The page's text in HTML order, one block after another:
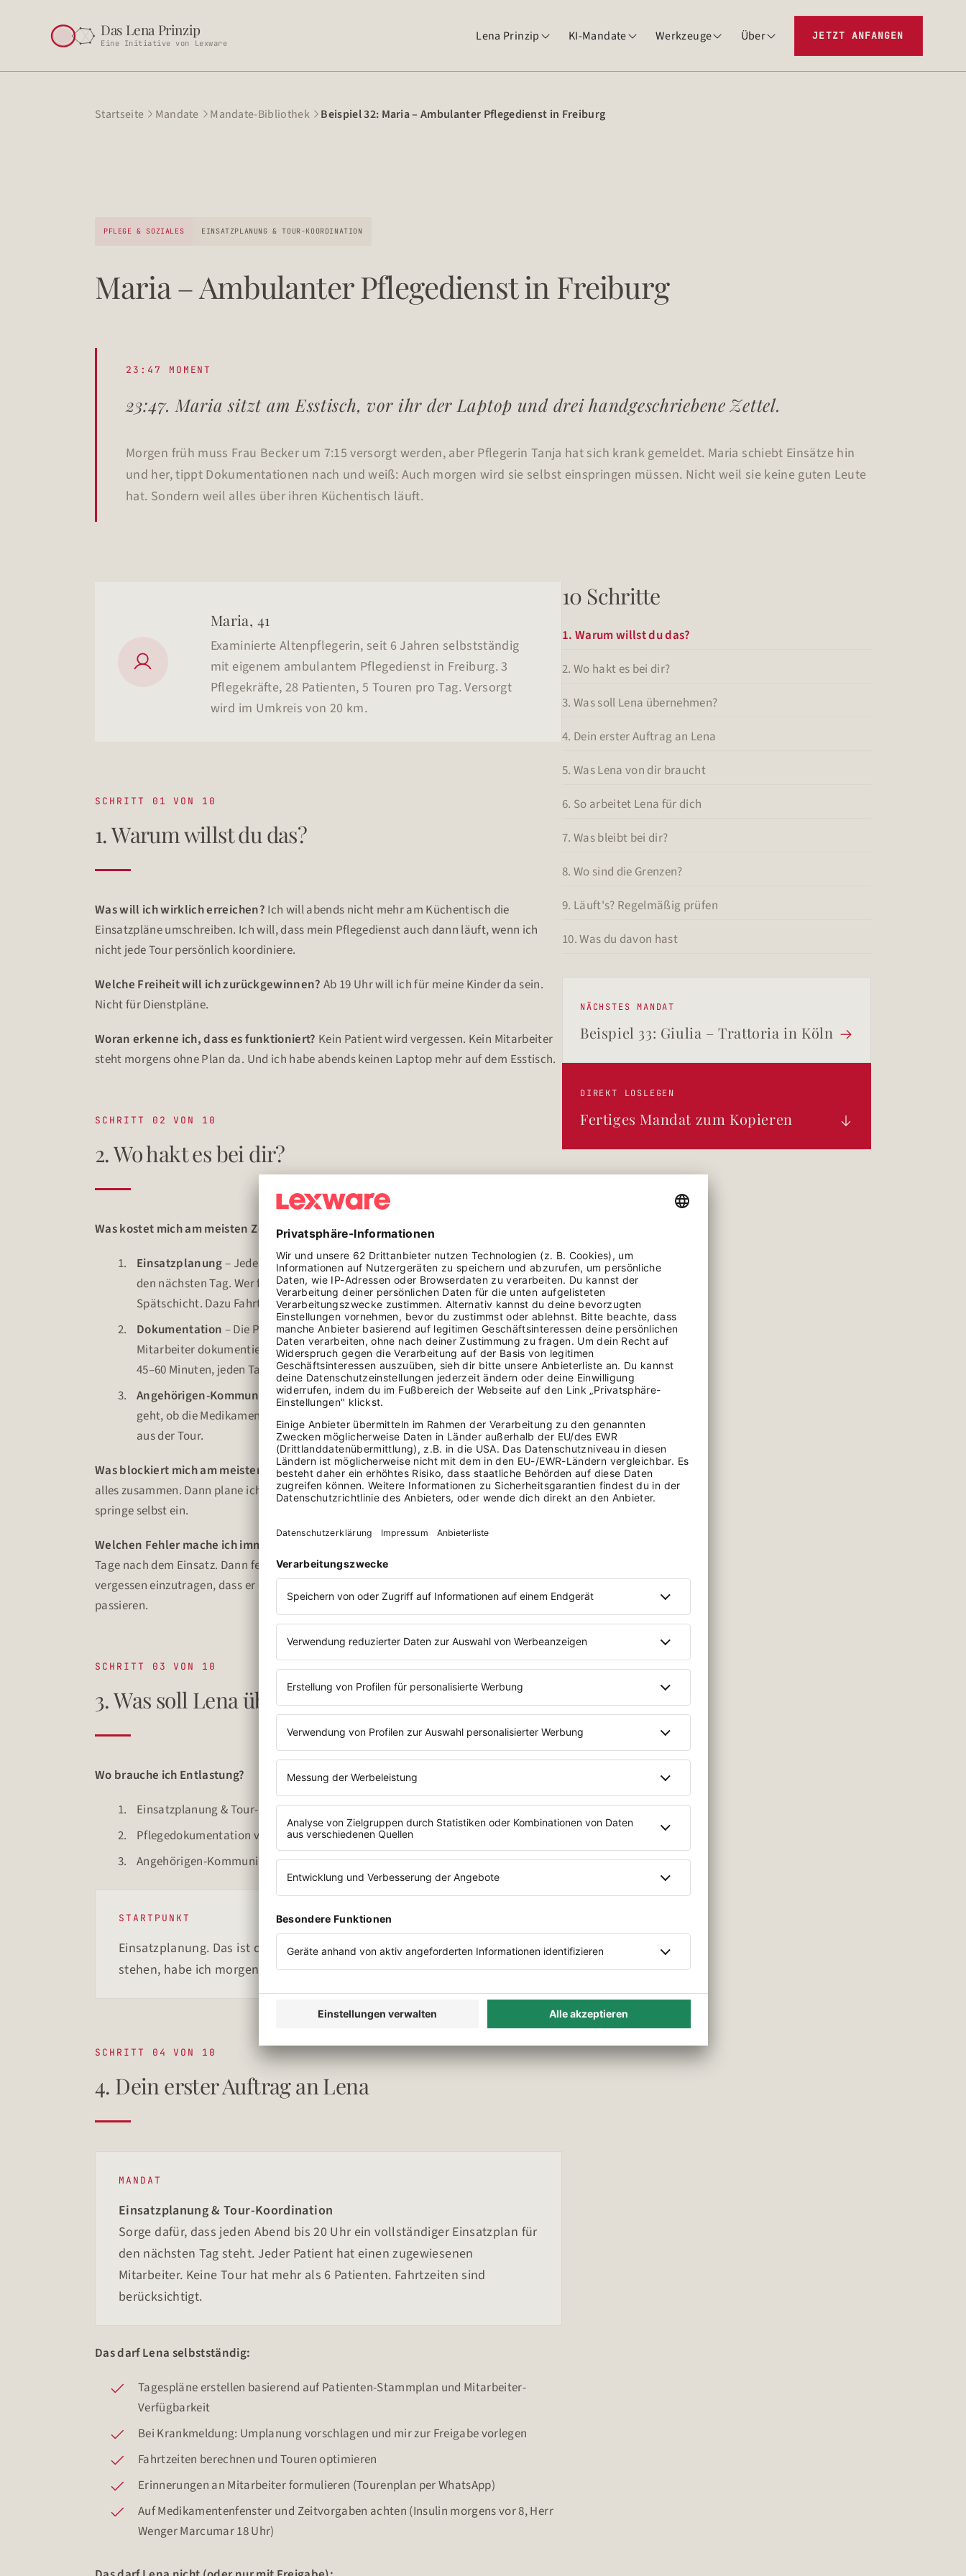
Das Lena Prinzip
Eine Initiative von Lexware Lena Prinzip  KI-Mandate Werkzeuge Über JETZT ANFANGEN
Startseite  Mandate  Mandate-Bibliothek  Beispiel 32: Maria – Ambulanter Pflegedienst in Freiburg
PFLEGE & SOZIALES EINSATZPLANUNG & TOUR-KOORDINATION
Maria – Ambulanter Pflegedienst in Freiburg
23:47 MOMENT
23:47. Maria sitzt am Esstisch, vor ihr der Laptop und drei handgeschriebene Zettel.
Morgen früh muss Frau Becker um 7:15 versorgt werden, aber Pflegerin Tanja hat sich krank gemeldet. Maria schiebt Einsätze hin
und her, tippt Dokumentationen nach und weiß: Auch morgen wird sie selbst einspringen müssen. Nicht weil sie keine guten Leute
hat. Sondern weil alles über ihren Küchentisch läuft.

Maria, 41
Examinierte Altenpflegerin, seit 6 Jahren selbstständig
mit eigenem ambulantem Pflegedienst in Freiburg. 3
Pflegekräfte, 28 Patienten, 5 Touren pro Tag. Versorgt
wird im Umkreis von 20 km.
SCHRITT 01 VON 10
1. Warum willst du das?
Was will ich wirklich erreichen? Ich will abends nicht mehr am Küchentisch die
Einsatzpläne umschreiben. Ich will, dass mein Pflegedienst auch dann läuft, wenn ich
nicht jede Tour persönlich koordiniere.
Welche Freiheit will ich zurückgewinnen? Ab 19 Uhr will ich für meine Kinder da sein.
Nicht für Dienstpläne.
Woran erkenne ich, dass es funktioniert? Kein Patient wird vergessen. Kein Mitarbeiter
steht morgens ohne Plan da. Und ich habe abends keinen Laptop mehr auf dem Esstisch.
SCHRITT 02 VON 10
2. Wo hakt es bei dir?
Was kostet mich am meisten Zeit und Energie?
Einsatzplanung– Jeden Abend sitze ich 60–90 Minuten an der Tour-Planung für
den nächsten Tag. Wer fährt wohin, wer ist krank, wer macht Früh-, wer
Spätschicht. Dazu Fahrtzeiten, Schlüsselübergaben, Medikamentenfenster.
Dokumentation – Die Pflegedokumentation muss täglich aktuell sein. Meine
Mitarbeiter dokumentieren handschriftlich, ich tippe abends alles in die Software.
45–60 Minuten, jeden Tag.
Angehörigen-Kommunikation– Angehörige rufen an, wollen wissen wie es Mama
geht, ob die Medikamente angepasst wurden. Wichtig, aber es reißt mich ständig
aus der Tour.
Was blockiert mich am meisten?
Die Einsatzplanung. Sobald jemand krank ist, bricht
alles zusammen. Dann plane ich nachts um, rufe morgens um 6 Mitarbeiter an, und
springe selbst ein.
Welchen Fehler mache ich immer wieder?
Tage nach dem Einsatz. Dann fehlen Details. Letzte Woche habe ich bei Herrn Wenger
vergessen einzutragen, dass er die neue Dosis Marcumar bekommt. Das darf nicht
passieren.
SCHRITT 03 VON 10
3. Was soll Lena übernehmen?
Wo brauche ich Entlastung?
Einsatzplanung & Tour-Koordination
Pflegedokumentation vorbereiten & strukturieren
Angehörigen-Kommunikation (Standard-Updates)
STARTPUNKT
Einsatzplanung. Das ist der Flaschenhals. Wenn die Touren sauber
stehen, habe ich morgens Luft für alles andere.
SCHRITT 04 VON 10
4. Dein erster Auftrag an Lena
MANDAT
Einsatzplanung & Tour-Koordination
Sorge dafür, dass jeden Abend bis 20 Uhr ein vollständiger Einsatzplan für
den nächsten Tag steht. Jeder Patient hat einen zugewiesenen
Mitarbeiter. Keine Tour hat mehr als 6 Patienten. Fahrtzeiten sind
berücksichtigt.
Das darf Lena selbstständig:
Tagespläne erstellen basierend auf Patienten-Stammplan und Mitarbeiter-
Verfügbarkeit
Bei Krankmeldung: Umplanung vorschlagen und mir zur Freigabe vorlegen
Fahrtzeiten berechnen und Touren optimieren
Erinnerungen an Mitarbeiter formulieren (Tourenplan per WhatsApp)
Auf Medikamentenfenster und Zeitvorgaben achten (Insulin morgens vor 8, Herr
Wenger Marcumar 18 Uhr)
10 Schritte
1. Warum willst du das?
2. Wo hakt es bei dir?
3. Was soll Lena übernehmen?
4. Dein erster Auftrag an Lena
5. Was Lena von dir braucht
6. So arbeitet Lena für dich
7. Was bleibt bei dir?
8. Wo sind die Grenzen?
9. Läuft's? Regelmäßig prüfen
10. Was du davon hast
NÄCHSTES MANDAT
Beispiel 33: Giulia – Trattoria in Köln 
DIREKT LOSLEGEN
Fertiges Mandat zum Kopieren 